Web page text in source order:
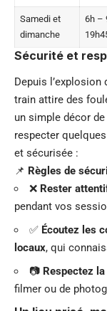
Samedi et
dimanche
6h –
Sécurité et
Depuis
train attire des
un simple décor
respecter
et sécurisée :
📌 Règles de
❌ Rester
pendant vos
✅ Écoutez les
locaux, qui
📷 Respectez
filmer ou de